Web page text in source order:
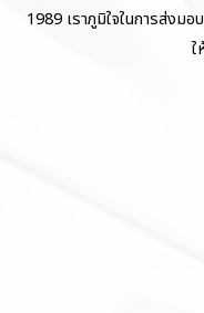
1989 เราภูมิใจในการส่ง
ใ